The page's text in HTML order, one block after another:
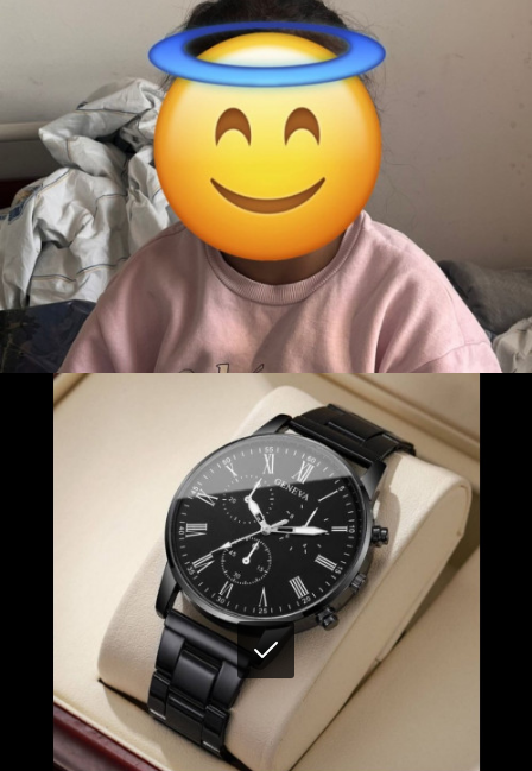
Pelin
Teslim Edildi
Muhammet Siraç
Teslim Edildi
Siyah Kol Saati